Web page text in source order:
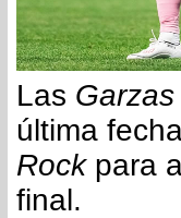
Las Garzas
última
Rockpara
final.